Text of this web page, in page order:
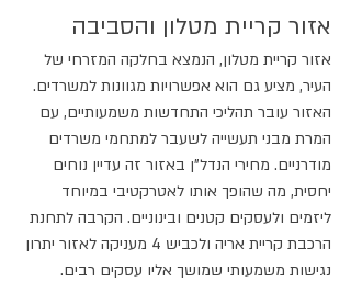
אזור קריית מטלון והסביבה
אזור קריית מטלון, הנמצא בחלקה המזרחי של
העיר, מציע גם הוא אפשרויות מגוונות למשרדים.
האזור עובר תהליכי התחדשות משמעותיים, עם
המרת מבני תעשייה לשעבר למתחמי משרדים
מודרניים. מחירי הנדל"ן באזור זה עדיין נוחים
יחסית, מה שהופך אותו לאטרקטיבי במיוחד
ליזמים ולעסקים קטנים ובינוניים. הקרבה לתחנת
הרכבת קריית אריה ולכביש 4 מעניקה לאזור יתרון
נגישות משמעותי שמושך אליו עסקים רבים.